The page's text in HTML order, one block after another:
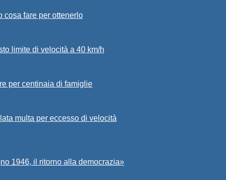
cosa fare per ottenerlo
limite di velocità a 40 km/h
per centinaia di famiglie
multa per eccesso di velocità
1946, il ritorno alla democrazia»